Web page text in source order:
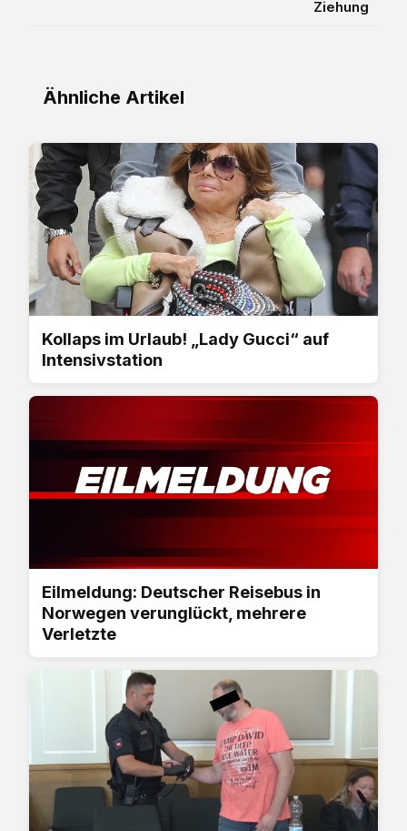
Ziehung
Ähnliche Artikel
Kollaps im Urlaub! „Lady Gucci“ auf
Intensivstation
Eilmeldung: Deutscher Reisebus in
Norwegen verunglückt, mehrere
Verletzte